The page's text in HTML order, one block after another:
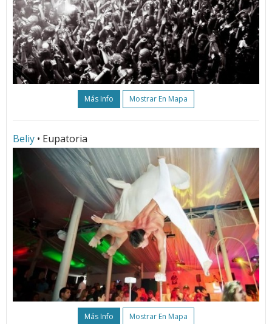
Más Info Mostrar En Mapa
Beliy • Eupatoria
Más Info Mostrar En Mapa